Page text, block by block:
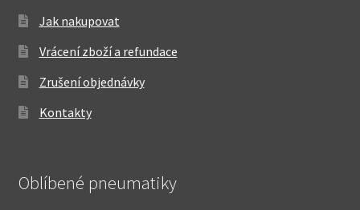
Jak nakupovat
Vrácení zboží a refundace
Zrušení objednávky
Kontakty
Oblíbené pneumatiky